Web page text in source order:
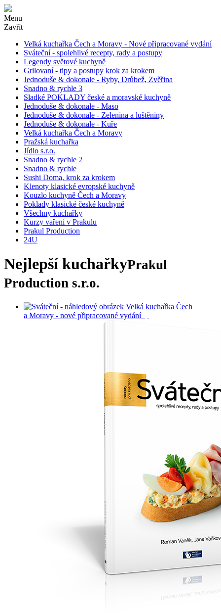
Menu
Zavřít
Velká kuchařka Čech a Moravy - Nové připracované vydání
Sváteční - spolehlivé recepty, rady a postupy
Legendy světové kuchyně
Grilovaní - tipy a postupy krok za krokem
Jednoduše & dokonale - Ryby, Drůbež, Zvěřina
Snadno & rychle 3
Sladké POKLADY české a moravské kuchyně
Jednoduše & dokonale - Maso
Jednoduše & dokonale - Zelenina a luštěniny
Jednoduše & dokonale - Kuře
Velká kuchařka Čech a Moravy
Pražská kuchařka
Jídlo s.r.o.
Snadno & rychle 2
Snadno & rychle
Sushi Doma, krok za krokem
Klenoty klasické evropské kuchyně
Kouzlo kuchyně Čech a Moravy
Poklady klasické české kuchyně
Všechny kuchařky
Kurzy vaření v Prakulu
Prakul Production
24U
Nejlepší kuchařkyPrakul
Production s.r.o.
Velká kuchařka Čech
a Moravy - nové připracované vydání